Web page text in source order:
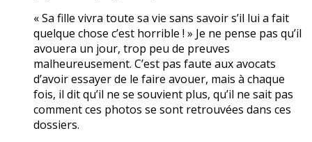
« Sa fille vivra toute sa vie sans savoir s’il lui a fait
quelque chose c’est horrible ! » Je ne pense pas qu’il
avouera un jour, trop peu de preuves
malheureusement. C’est pas faute aux avocats
d’avoir essayer de le faire avouer, mais à chaque
fois, il dit qu’il ne se souvient plus, qu’il ne sait pas
comment ces photos se sont retrouvées dans ces
dossiers.